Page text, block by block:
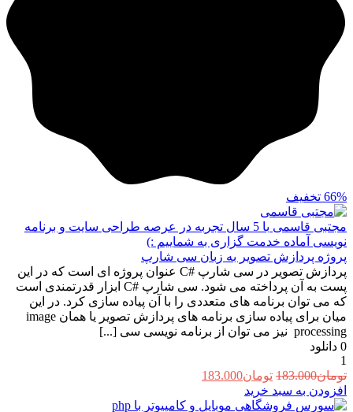
66% تخفیف
مجتبی قاسمی
با 5 سال تجربه در عرصه طراحی سایت و برنامه
نویسی آماده خدمت گزاری به شماییم :)
پروژه پردازش تصویر به زبان سی شارپ
پردازش تصویر در سی شارپ #C عنوان پروژه ای است که در این
پست به آن پرداخته می شود. سی شارپ #C ابزار قدرتمندی است
که می توان برنامه های متعددی را با آن پیاده سازی کرد. در این
میان برای پیاده سازی برنامه های پردازش تصویر یا همان image
processing نیز می توان از برنامه نویسی سی [...]
0 دانلود
1
تومان183.000 قیمت
اصلی:
تومان183.000
تومان183.000
تومان183.000.
افزودن به سبد خرید